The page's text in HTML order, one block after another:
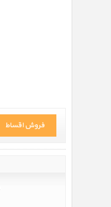
فروش اقساط